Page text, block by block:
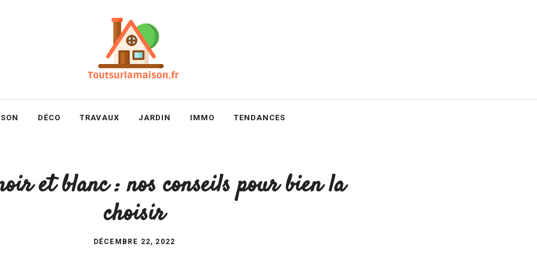
DÉCO TRAVAUX JARDIN IMMO TENDANCES
et blanc : nos conseils pour bien la
choisir
DÉCEMBRE 22, 2022